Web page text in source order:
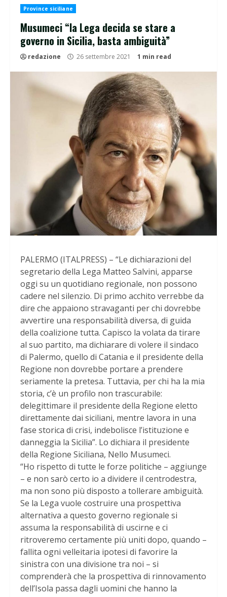
Province siciliane
Musumeci “la Lega decida se stare a
governo in Sicilia, basta ambiguità”
redazione 26 settembre 2021 1 min read
PALERMO (ITALPRESS) – “Le dichiarazioni del
segretario della Lega Matteo Salvini, apparse
oggi su un quotidiano regionale, non possono
cadere nel silenzio. Di primo acchito verrebbe da
dire che appaiono stravaganti per chi dovrebbe
avvertire una responsabilità diversa, di guida
della coalizione tutta. Capisco la volata da tirare
al suo partito, ma dichiarare di volere il sindaco
di Palermo, quello di Catania e il presidente della
Regione non dovrebbe portare a prendere
seriamente la pretesa. Tuttavia, per chi ha la mia
storia, c’è un profilo non trascurabile:
delegittimare il presidente della Regione eletto
direttamente dai siciliani, mentre lavora in una
fase storica di crisi, indebolisce l’istituzione e
danneggia la Sicilia”. Lo dichiara il presidente
della Regione Siciliana, Nello Musumeci.
“Ho rispetto di tutte le forze politiche – aggiunge
– e non sarò certo io a dividere il centrodestra,
ma non sono più disposto a tollerare ambiguità.
Se la Lega vuole costruire una prospettiva
alternativa a questo governo regionale si
assuma la responsabilità di uscirne e ci
ritroveremo certamente più uniti dopo, quando –
fallita ogni velleitaria ipotesi di favorire la
sinistra con una divisione tra noi – si
comprenderà che la prospettiva di rinnovamento
dell’Isola passa dagli uomini che hanno la